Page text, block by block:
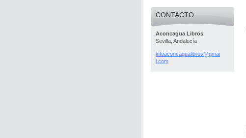
CONTACTO
Aconcagua Libros
Sevilla, Andalucía
infoaconcagualibros@gmai
l.com